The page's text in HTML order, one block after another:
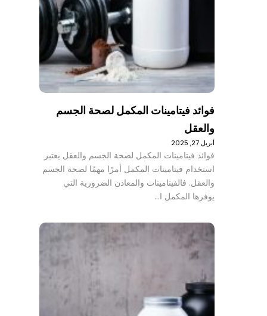
فوائد فيتامينات المكمل لصحة الجسم
والعقل
أبريل 27, 2025
فوائد فيتامينات المكمل لصحة الجسم والعقل يعتبر
استخدام فيتامينات المكمل أمرًا مهمًا لصحة الجسم
والعقل. فالفيتامينات والمعادن الضرورية التي
يوفرها المكمل ا…